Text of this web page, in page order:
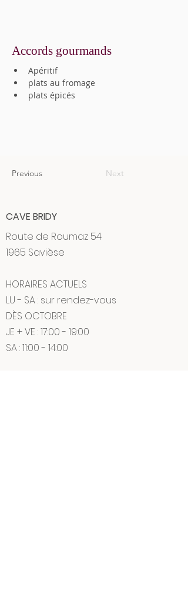
Accords gourmands
Apéritif
plats au fromage
plats épicés
Previous Next
CAVE BRIDY
Route de Roumaz 54
1965 Savièse
HORAIRES ACTUELS
LU - SA : sur rendez-vous
DÈS OCTOBRE
JE + VE : 17:00 - 19:00
SA : 11:00 - 14:00